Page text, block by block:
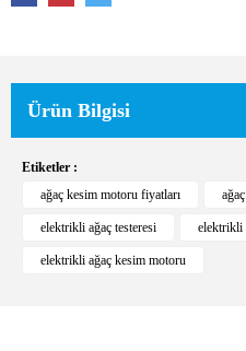
Ürün Bilgisi
Etiketler :
ağaç kesim motoru fiyatları
elektrikli ağaç testeresi elektrikli
elektrikli ağaç kesim motoru